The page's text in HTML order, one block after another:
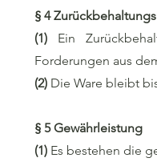
§ 4
(1) Ein
Forderungen aus
(2) Die Ware bleibt
§ 5 Gewährleistung
(1) Es bestehen die